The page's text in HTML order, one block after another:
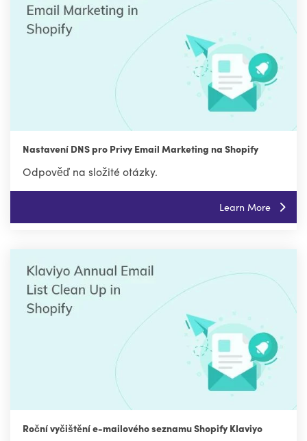
Nastavení DNS pro Privy Email Marketing na Shopify
Odpověď na složité otázky.
Learn More
Roční vyčištění e-mailového seznamu Shopify Klaviyo